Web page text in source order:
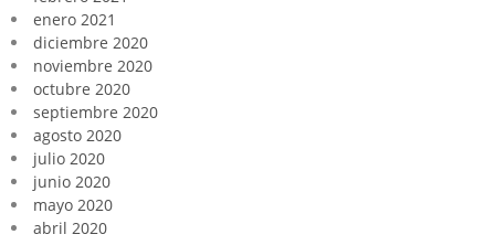
enero 2021
diciembre 2020
noviembre 2020
octubre 2020
septiembre 2020
agosto 2020
julio 2020
junio 2020
mayo 2020
abril 2020